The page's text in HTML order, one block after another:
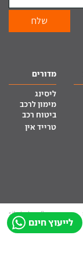
לייעוץ חינם
מדורים
ליסינג
מימון לרכב
ביטוח רכב
טרייד אין
site by tq.soft